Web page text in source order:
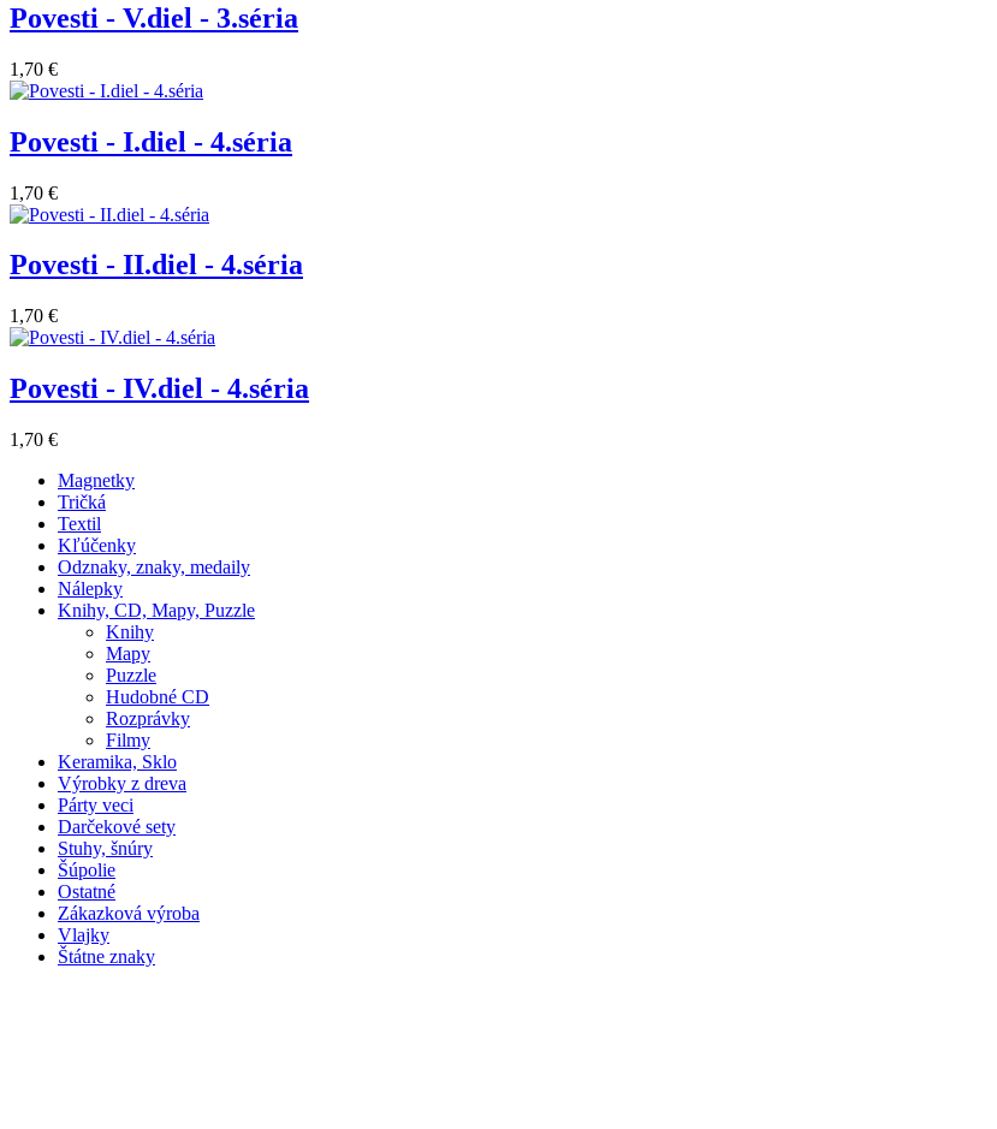
Povesti - V.diel - 3.séria
1,70 €
Povesti - I.diel - 4.séria
1,70 €
Povesti - II.diel - 4.séria
1,70 €
Povesti - IV.diel - 4.séria
1,70 €
Magnetky
Tričká
Textil
Kľúčenky
Odznaky, znaky, medaily
Nálepky
Knihy, CD, Mapy, Puzzle
Knihy
Mapy
Puzzle
Hudobné CD
Rozprávky
Filmy
Keramika, Sklo
Výrobky z dreva
Párty veci
Darčekové sety
Stuhy, šnúry
Šúpolie
Ostatné
Zákazková výroba
Vlajky
Štátne znaky